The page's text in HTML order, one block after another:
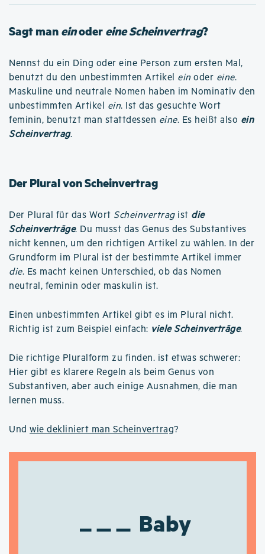
Sagt maneinodereine Scheinvertrag?
Nennst du ein Ding oder eine Person zum ersten Mal,
benutzt du den unbestimmten Artikel ein oder eine.
Maskuline und neutrale Nomen haben im Nominativ den
unbestimmten Artikel ein. Ist das gesuchte Wort
feminin, benutzt man stattdessen eine. Es heißt also ein
Scheinvertrag.
Der Plural von Scheinvertrag
Der Plural für das Wort Scheinvertragist die
Scheinverträge. Du musst das Genus des Substantives
nicht kennen, um den richtigen Artikel zu wählen. In der
Grundform im Plural ist der bestimmte Artikel immer
die. Es macht keinen Unterschied, ob das Nomen
neutral, feminin oder maskulin ist.
Einen unbestimmten Artikel gibt es im Plural nicht.
Richtig ist zum Beispiel einfach: viele Scheinverträge.
Die richtige Pluralform zu finden. ist etwas schwerer:
Hier gibt es klarere Regeln als beim Genus von
Substantiven, aber auch einige Ausnahmen, die man
lernen muss.
Und wie dekliniert man Scheinvertrag?
Baby